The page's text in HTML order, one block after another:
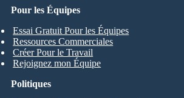
Pour les Équipes
Essai Gratuit Pour les Équipes
Ressources Commerciales
Créer Pour le Travail
Rejoignez mon Équipe
Politiques